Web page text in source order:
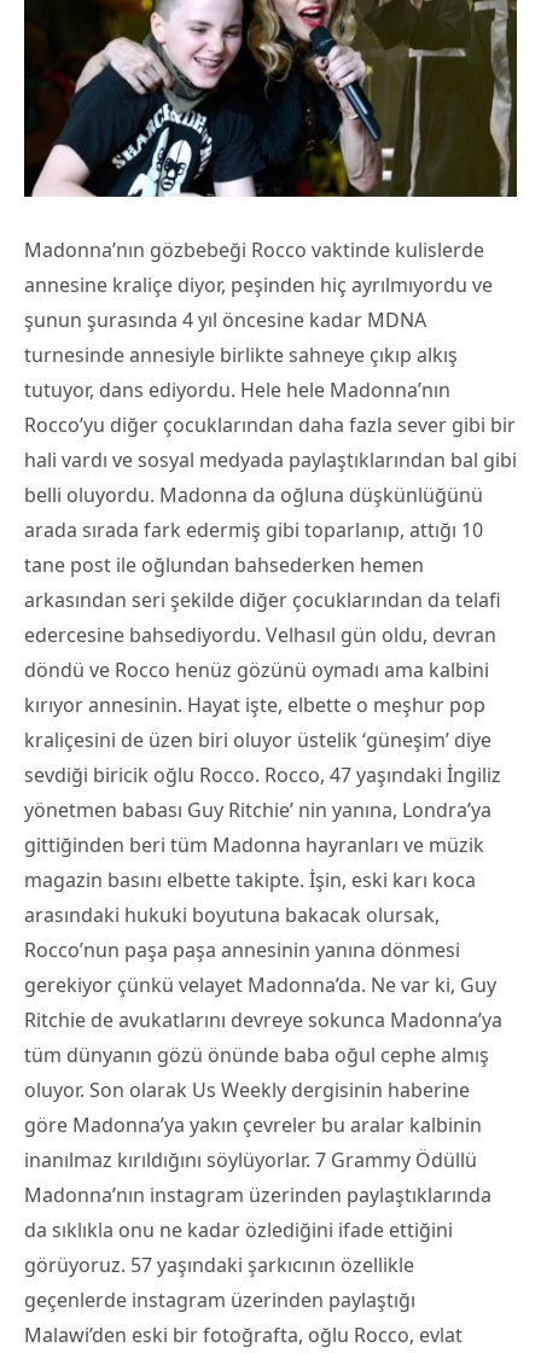
Madonna’nın gözbebeği Rocco vaktinde kulislerde
annesine kraliçe diyor, peşinden hiç ayrılmıyordu ve
şunun şurasında 4 yıl öncesine kadar MDNA
turnesinde annesiyle birlikte sahneye çıkıp alkış
tutuyor, dans ediyordu. Hele hele Madonna’nın
Rocco’yu diğer çocuklarından daha fazla sever gibi bir
hali vardı ve sosyal medyada paylaştıklarından bal gibi
belli oluyordu. Madonna da oğluna düşkünlüğünü
arada sırada fark edermiş gibi toparlanıp, attığı 10
tane post ile oğlundan bahsederken hemen
arkasından seri şekilde diğer çocuklarından da telafi
edercesine bahsediyordu. Velhasıl gün oldu, devran
döndü ve Rocco henüz gözünü oymadı ama kalbini
kırıyor annesinin. Hayat işte, elbette o meşhur pop
kraliçesini de üzen biri oluyor üstelik ‘güneşim’ diye
sevdiği biricik oğlu Rocco. Rocco, 47 yaşındaki İngiliz
yönetmen babası Guy Ritchie’ nin yanına, Londra’ya
gittiğinden beri tüm Madonna hayranları ve müzik
magazin basını elbette takipte. İşin, eski karı koca
arasındaki hukuki boyutuna bakacak olursak,
Rocco’nun paşa paşa annesinin yanına dönmesi
gerekiyor çünkü velayet Madonna’da. Ne var ki, Guy
Ritchie de avukatlarını devreye sokunca Madonna’ya
tüm dünyanın gözü önünde baba oğul cephe almış
oluyor. Son olarak Us Weekly dergisinin haberine
göre Madonna’ya yakın çevreler bu aralar kalbinin
inanılmaz kırıldığını söylüyorlar. 7 Grammy Ödüllü
Madonna’nın instagram üzerinden paylaştıklarında
da sıklıkla onu ne kadar özlediğini ifade ettiğini
görüyoruz. 57 yaşındaki şarkıcının özellikle
geçenlerde instagram üzerinden paylaştığı
Malawi’den eski bir fotoğrafta, oğlu Rocco, evlat